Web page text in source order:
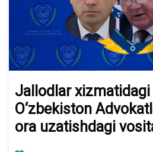
Jallodlar
O‘zbekiston
ora uzatishdagi